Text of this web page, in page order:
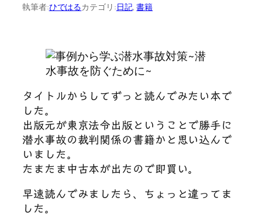
執筆者:ひではるカテゴリ:日記, 書籍
タイトルからしてずっと読んでみたい本で
した。
出版元が東京法令出版ということで勝手に
潜水事故の裁判関係の書籍かと思い込んで
いました。
たまたま中古本が出たので即買い。
早速読んでみましたら、ちょっと違ってま
した。